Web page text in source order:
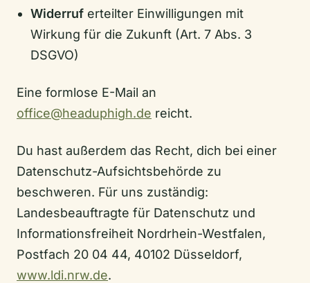
Widerruf erteilter Einwilligungen mit
Wirkung für die Zukunft (Art. 7 Abs. 3
DSGVO)
Eine formlose E-Mail an
office@headuphigh.de reicht.
Du hast außerdem das Recht, dich bei einer
Datenschutz-Aufsichtsbehörde zu
beschweren. Für uns zuständig:
Landesbeauftragte für Datenschutz und
Informationsfreiheit Nordrhein-Westfalen,
Postfach 20 04 44, 40102 Düsseldorf,
www.ldi.nrw.de.